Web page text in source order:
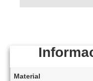
Material